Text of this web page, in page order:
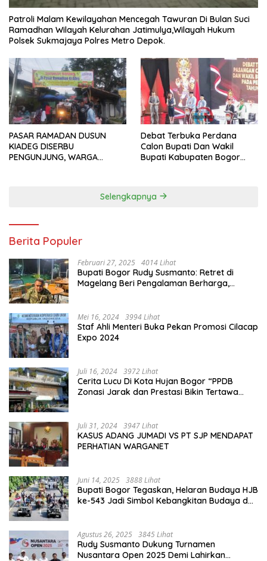
Patroli Malam Kewilayahan Mencegah Tawuran Di Bulan Suci
Ramadhan Wilayah Kelurahan Jatimulya,Wilayah Hukum
Polsek Sukmajaya Polres Metro Depok.
PASAR RAMADAN DUSUN
KIADEG DISERBU
PENGUNJUNG, WARGA
Debat Terbuka Perdana
Calon Bupati Dan Wakil
Bupati Kabupaten Bogor
Selengkapnya
Berita Populer
Februari 27, 2025 4014 Lihat
Bupati Bogor Rudy Susmanto: Retret di
Magelang Beri Pengalaman Berharga,
Mei 16, 2024 3994 Lihat
Staf Ahli Menteri Buka Pekan Promosi Cilacap
Expo 2024
Juli 16, 2024 3972 Lihat
Cerita Lucu Di Kota Hujan Bogor “PPDB
Zonasi Jarak dan Prestasi Bikin Tertawa
Juli 31, 2024 3947 Lihat
KASUS ADANG JUMADI VS PT SJP MENDAPAT
PERHATIAN WARGANET
Juni 14, 2025 3888 Lihat
Bupati Bogor Tegaskan, Helaran Budaya HJB
ke-543 Jadi Simbol Kebangkitan Budaya dan
Agustus 26, 2025 3845 Lihat
Rudy Susmanto Dukung Turnamen
Nusantara Open 2025 Demi Lahirkan